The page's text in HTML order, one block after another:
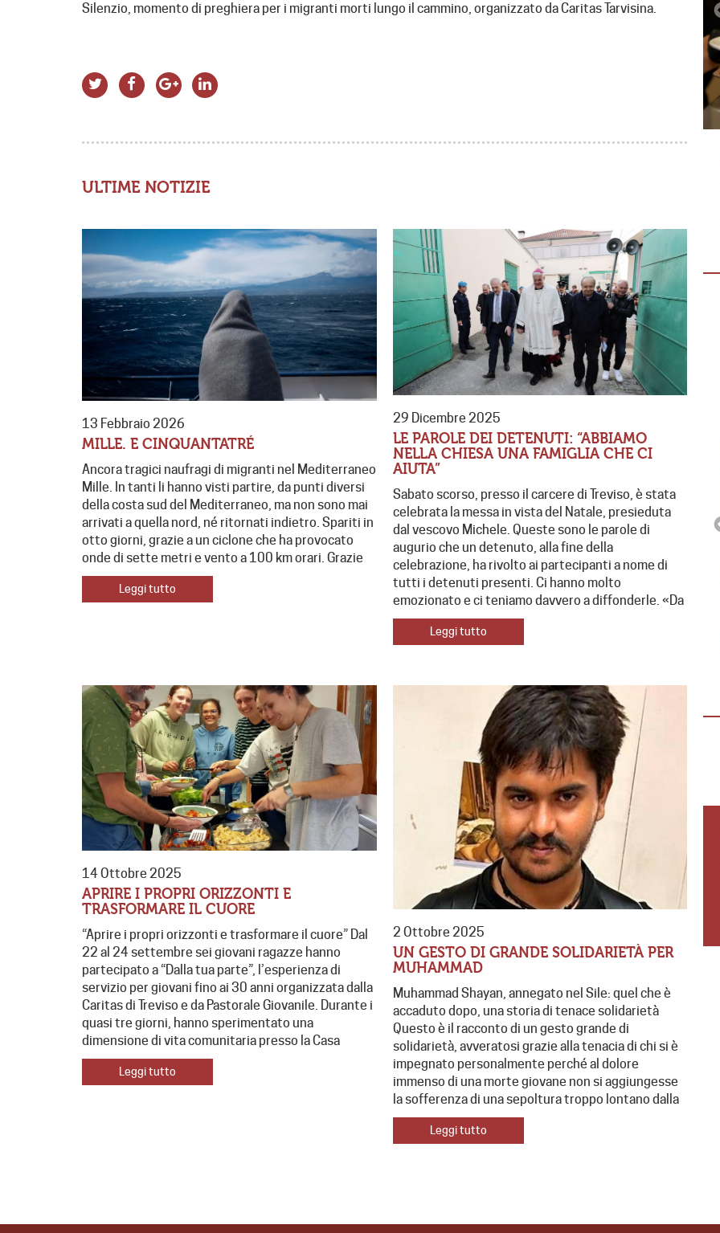
Silenzio, momento di preghiera per i migranti morti lungo il cammino, organizzato da Caritas Tarvisina.
ULTIME NOTIZIE
13 Febbraio 2026
MILLE. E CINQUANTATRÉ
Ancora tragici naufragi di migranti nel Mediterraneo
Mille. In tanti li hanno visti partire, da punti diversi
della costa sud del Mediterraneo, ma non sono mai
arrivati a quella nord, né ritornati indietro. Spariti in
otto giorni, grazie a un ciclone che ha provocato
onde di sette metri e vento a 100 km orari. Grazie
Leggi tutto
29 Dicembre 2025
LE PAROLE DEI DETENUTI: “ABBIAMO
NELLA CHIESA UNA FAMIGLIA CHE CI
AIUTA”
Sabato scorso, presso il carcere di Treviso, è stata
celebrata la messa in vista del Natale, presieduta
dal vescovo Michele. Queste sono le parole di
augurio che un detenuto, alla fine della
celebrazione, ha rivolto ai partecipanti a nome di
tutti i detenuti presenti. Ci hanno molto
emozionato e ci teniamo davvero a diffonderle. «Da
Leggi tutto
14 Ottobre 2025
APRIRE I PROPRI ORIZZONTI E
TRASFORMARE IL CUORE
“Aprire i propri orizzonti e trasformare il cuore” Dal
22 al 24 settembre sei giovani ragazze hanno
partecipato a “Dalla tua parte”, l’esperienza di
servizio per giovani fino ai 30 anni organizzata dalla
Caritas di Treviso e da Pastorale Giovanile. Durante i
quasi tre giorni, hanno sperimentato una
dimensione di vita comunitaria presso la Casa
Leggi tutto
2 Ottobre 2025
UN GESTO DI GRANDE SOLIDARIETÀ PER
MUHAMMAD
Muhammad Shayan, annegato nel Sile: quel che è
accaduto dopo, una storia di tenace solidarietà
Questo è il racconto di un gesto grande di
solidarietà, avveratosi grazie alla tenacia di chi si è
impegnato personalmente perché al dolore
immenso di una morte giovane non si aggiungesse
la sofferenza di una sepoltura troppo lontano dalla
Leggi tutto
oltre 15 mila tonnellate di aiuti già
distribuite È La Guaira la…
ESPERIENZA PER GIOVANI
“Dalla tua parte”, evento aperto ai giovani
(18-30 anni) per vivere un’esperienza
immersiva di 3 giorni in Casa della Carità,…